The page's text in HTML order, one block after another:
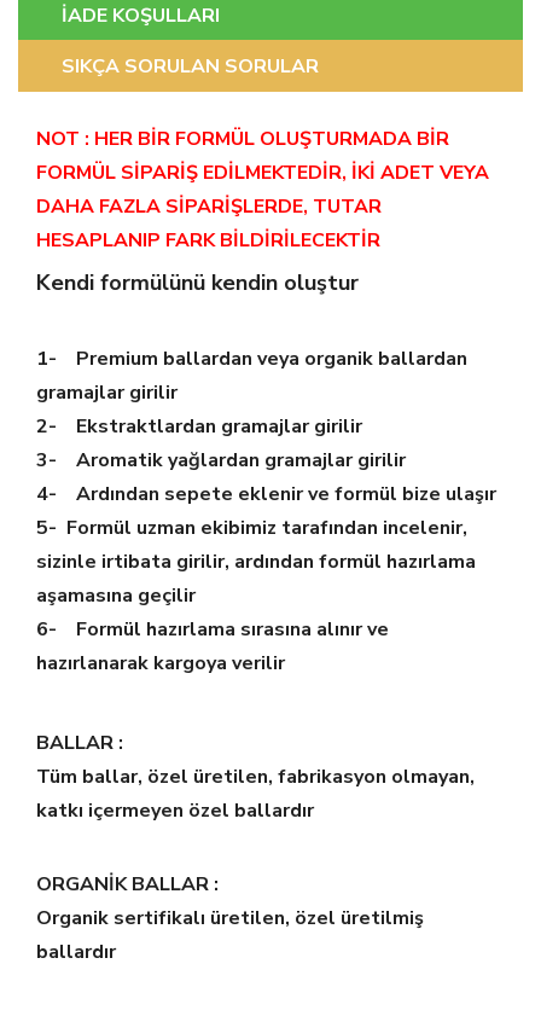
İADE KOŞULLARI
SIKÇA SORULAN SORULAR
NOT : HER BİR FORMÜL OLUŞTURMADA BİR
FORMÜL SİPARİŞ EDİLMEKTEDİR, İKİ ADET VEYA
DAHA FAZLA SİPARİŞLERDE, TUTAR
HESAPLANIP FARK BİLDİRİLECEKTİR
Kendi formülünü kendin oluştur
1- Premium ballardan veya organik ballardan
gramajlar girilir
2- Ekstraktlardan gramajlar girilir
3- Aromatik yağlardan gramajlar girilir
4- Ardından sepete eklenir ve formül bize ulaşır
5- Formül uzman ekibimiz tarafından incelenir,
sizinle irtibata girilir, ardından formül hazırlama
aşamasına geçilir
6- Formül hazırlama sırasına alınır ve
hazırlanarak kargoya verilir
BALLAR :
Tüm ballar, özel üretilen, fabrikasyon olmayan,
katkı içermeyen özel ballardır
ORGANİK BALLAR :
Organik sertifikalı üretilen, özel üretilmiş
ballardır